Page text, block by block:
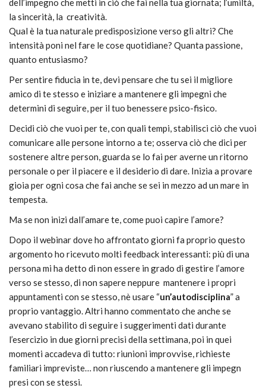
dell’impegno che metti in ciò che fai nella tua giornata; l’umiltà,
la sincerità, la creatività.
Qual è la tua naturale predisposizione verso gli altri? Che
intensità poni nel fare le cose quotidiane? Quanta passione,
quanto entusiasmo?
Per sentire fiducia in te, devi pensare che tu sei il migliore
amico di te stesso e iniziare a mantenere gli impegni che
determini di seguire, per il tuo benessere psico-fisico.
Decidi ciò che vuoi per te, con quali tempi, stabilisci ciò che vuoi
comunicare alle persone intorno a te; osserva ciò che dici per
sostenere altre person, guarda se lo fai per averne un ritorno
personale o per il piacere e il desiderio di dare. Inizia a provare
gioia per ogni cosa che fai anche se sei in mezzo ad un mare in
tempesta.
Ma se non inizi dall’amare te, come puoi capire l’amore?
Dopo il webinar dove ho affrontato giorni fa proprio questo
argomento ho ricevuto molti feedback interessanti: più di una
persona mi ha detto di non essere in grado di gestire l’amore
verso se stesso, di non sapere neppure mantenere i propri
appuntamenti con se stesso, nè usare “un’autodisciplina” a
proprio vantaggio. Altri hanno commentato che anche se
avevano stabilito di seguire i suggerimenti dati durante
l’esercizio in due giorni precisi della settimana, poi in quei
momenti accadeva di tutto: riunioni improvvise, richieste
familiari impreviste… non riuscendo a mantenere gli impegn
presi con se stessi.